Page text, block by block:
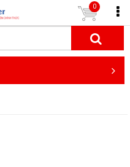
0